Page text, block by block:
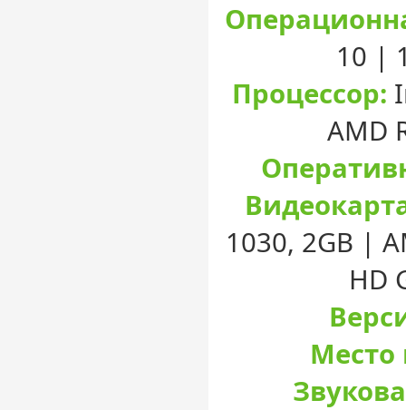
10 |
Процессор:
AMD
1030, 2GB |
HD
Место